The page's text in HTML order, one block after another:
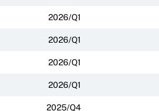
2026/Q1
2026/Q1
2026/Q1
2026/Q1
2025/Q4